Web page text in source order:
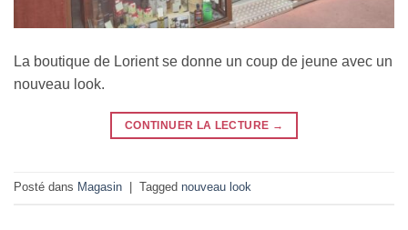
La boutique de Lorient se donne un coup de jeune avec un
nouveau look.
CONTINUER LA LECTURE →
Posté dans Magasin Tagged nouveau look